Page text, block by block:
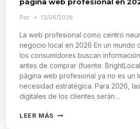
Por 13/06/2026
La web profesional como centro
negocio local en 2026 En un mundo
los consumidores buscan
antes de comprar (fuente:
página web profesional ya no es un
necesidad estratégica. Para 2026,
digitales de los clientes serán…
LEER MÁS ¿POR